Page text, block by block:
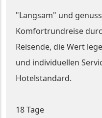
"Langsam" und
Komfortrundreise
Reisende, die Wert
und individuellen
Hotelstandard.
18 Tage